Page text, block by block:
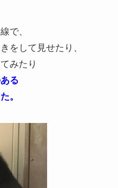
で、
をして見せたり、
みたり
る
。